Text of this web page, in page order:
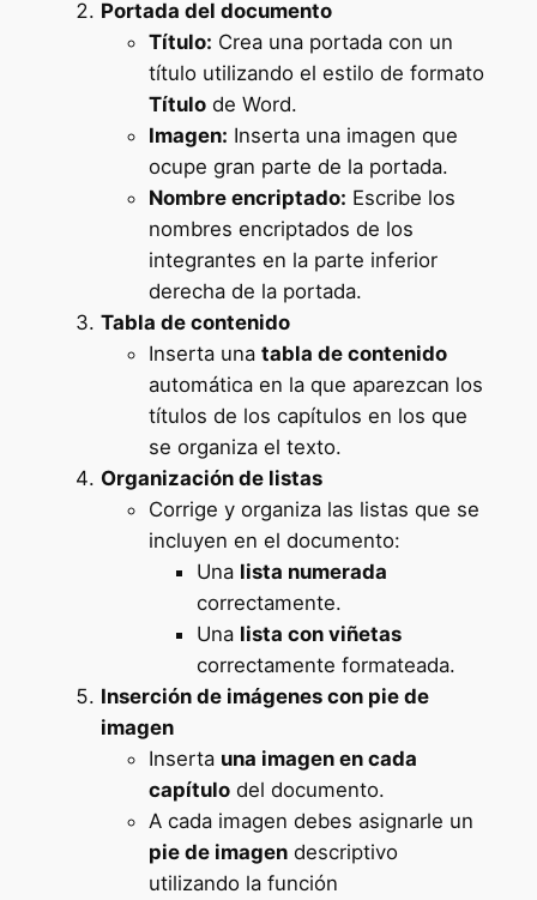
Portada del documento
Título: Crea una portada con un
título utilizando el estilo de formato
Títulode Word.
Imagen: Inserta una imagen que
ocupe gran parte de la portada.
Nombre encriptado: Escribe los
nombres encriptados de los
integrantes en la parte inferior
derecha de la portada.
Tabla de contenido
Inserta una tabla de contenido
automática en la que aparezcan los
títulos de los capítulos en los que
se organiza el texto.
Organización de listas
Corrige y organiza las listas que se
incluyen en el documento:
Una lista numerada
correctamente.
Una lista con viñetas
correctamente formateada.
Inserción de imágenes con pie de
imagen
Inserta una imagen en cada
capítulodel documento.
A cada imagen debes asignarle un
pie de imagendescriptivo
utilizando la función